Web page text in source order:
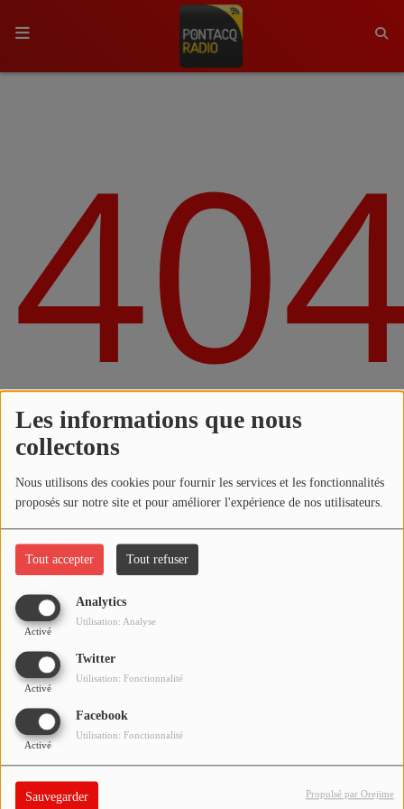
Les informations que nous
collectons
Nous utilisons des cookies pour fournir les services et les fonctionnalités
proposés sur notre site et pour améliorer l'expérience de nos utilisateurs.
Tout accepter Tout refuser
Analytics
Activé
Utilisation: Analyse
Twitter
Activé
Utilisation: Fonctionnalité
Facebook
Activé
Utilisation: Fonctionnalité
Sauvegarder Propulsé par Orejime
GRILLE DES PROGRAMMES
C'ÉTAIT QUOI CE TITRE ?
NOS PROGRAMMES COURTS
ARCHIVES - SAISONS PASSÉES
VOS ÉMISSIONS EN IMAGES
ANNONCEURS & ESPACE PRO
VOTRE PUBLICITÉ SUR PONTACQ RADIO
LOCATION DE STUDIOS
ÉDUCATION AUX MÉDIAS ET À
L'INFORMATION
EN QUOI ÇA CONSISTE ?
ÉCOUTEZ LES PRODUCTIONS
Oups, vous avez
rencontré une erreur.
Il semble que la page que vous recherchez n’existe plus.